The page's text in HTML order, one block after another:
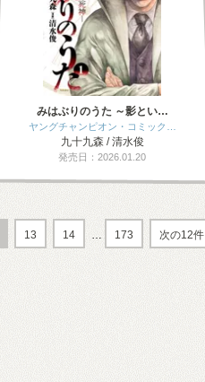
みはぶりのうた ～影とい…
ヤングチャンピオン・コミック…
九十九森 / 清水俊
発売日：2026.01.20
13 14 … 173 次の12件